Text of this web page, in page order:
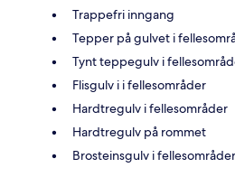
Trappefri inngang
Tepper på gulvet i
Tynt teppegulv i
Flisgulv i i fellesområder
Hardtregulv i fellesområder
Hardtregulv på rommet
Brosteinsgulv i fellesområder